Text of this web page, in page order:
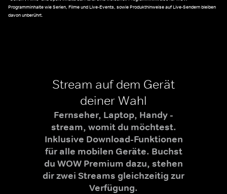
Programminhalte wie Serien, Filme und Live-Events, sowie Produkthinweise auf Live-Sendern bleiben
davon unberührt.
Stream auf dem Gerät
deiner Wahl
Fernseher, Laptop, Handy -
stream, womit du möchtest.
Inklusive Download-Funktionen
für alle mobilen Geräte. Buchst
du WOW Premium dazu, stehen
dir zwei Streams gleichzeitig zur
Verfügung.